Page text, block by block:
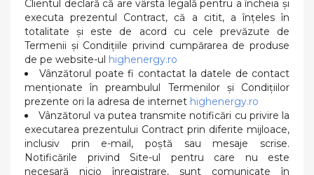
Clientul declară că are vârsta legală pentru a încheia și
executa prezentul Contract, că a citit, a înțeles în
totalitate și este de acord cu cele prevăzute de
Termenii și Condițiile privind cumpărarea de produse
de pe website-ul highenergy.ro
Vânzătorul poate fi contactat la datele de contact
menționate în preambulul Termenilor și Condițiilor
prezente ori la adresa de internet highenergy.ro
Vânzătorul va putea transmite notificări cu privire la
executarea prezentului Contract prin diferite mijloace,
inclusiv prin e-mail, poștă sau mesaje scrise.
Notificările privind Site-ul pentru care nu este
necesară nicio înregistrare, sunt comunicate în